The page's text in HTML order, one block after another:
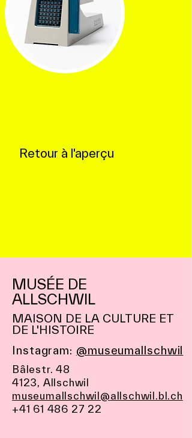
Retour à l'aperçu
MUSÉE DE
ALLSCHWIL
MAISON DE LA CULTURE ET
DE L'HISTOIRE
Instagram: @museumallschwil
Bâlestr. 48
4123, Allschwil
museumallschwil@allschwil.bl.ch
+41 61 486 27 22